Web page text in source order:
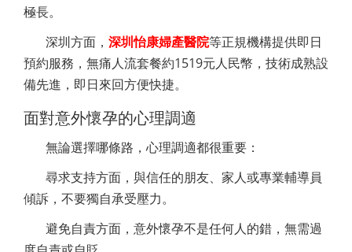
極長。
深圳方面， 深圳怡康婦產醫院等正規機構提供即日
預約服務，無痛人流套餐約1519元人民幣，技術成熟設
備先進，即日來回方便快捷。
面對意外懷孕的心理調適
無論選擇哪條路，心理調適都很重要：
尋求支持方面，與信任的朋友、家人或專業輔導員
傾訴，不要獨自承受壓力。
避免自責方面，意外懷孕不是任何人的錯，無需過